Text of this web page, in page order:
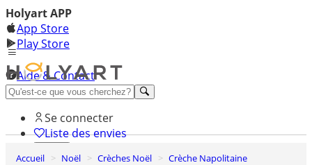
Holyart APP
App Store
Play Store
Aide & Contact
Découvrez Premium
Se connecter
Liste des envies
0
Accueil Noël Crèches Noël
Crèche Napolitaine